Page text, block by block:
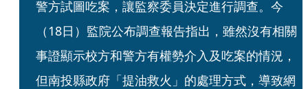
警方試圖吃案，讓監察委員決定進行調查。今
（18日）監院公布調查報告指出，雖然沒有相關
事證顯示校方和警方有權勢介入及吃案的情況，
但南投縣政府「提油救火」的處理方式，導致網